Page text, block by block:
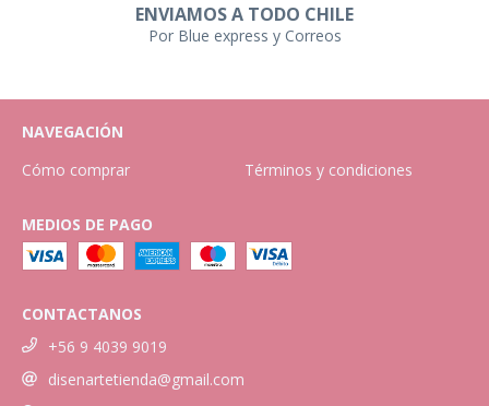
ENVIAMOS A TODO CHILE
Por Blue express y Correos
NAVEGACIÓN
Cómo comprar
Términos y condiciones
MEDIOS DE PAGO
CONTACTANOS
+56 9 4039 9019
disenartetienda@gmail.com